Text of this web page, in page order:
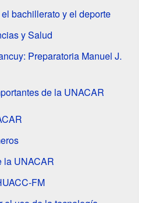
bachillerato y el deporte
y Salud
Preparatoria Manuel J.
de la UNACAR
la UNACAR
FM